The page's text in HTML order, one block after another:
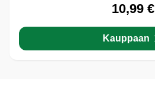
10,99 €
Kauppaan